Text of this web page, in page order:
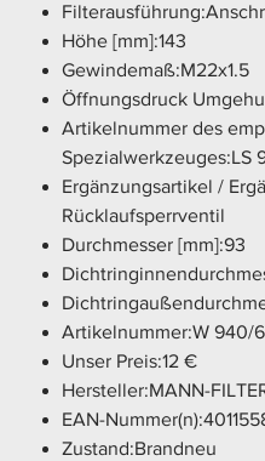
Höhe [mm]:143
Gewindemaß:M22x1.5
Öffnungsdruck
Artikelnummer des
Spezialwerkzeuges:LS
Ergänzungsartikel /
Rücklaufsperrventil
Durchmesser [mm]:93
Artikelnummer:W 940/
Unser Preis:12 €
Hersteller:MANN-
EAN-
Zustand:Brandneu